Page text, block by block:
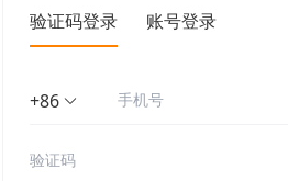
验证码登录 账号登录
+86